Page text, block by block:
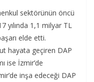
sektörünün öncü
yılında 1,1 milyar TL
elde etti.
hayata geçiren DAP
ise İzmir’de
inşa edeceği DAP